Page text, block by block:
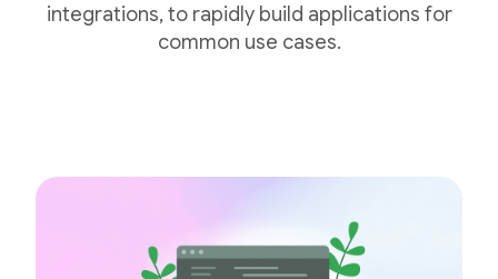
integrations, to rapidly build applications for
common use cases.